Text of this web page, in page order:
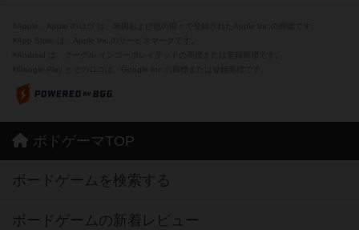
ボドゲーマTOP
ボードゲームを検索する
ボードゲームの新着レビュー